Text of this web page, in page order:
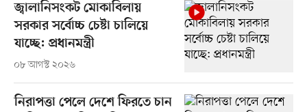
জ্বালানিসংকট মোকাবিলায়
সরকার সর্বোচ্চ চেষ্টা চালিয়ে
যাচ্ছে: প্রধানমন্ত্রী
০৮ আগস্ট ২০২৬
নিরাপত্তা পেলে দেশে ফিরতে চান